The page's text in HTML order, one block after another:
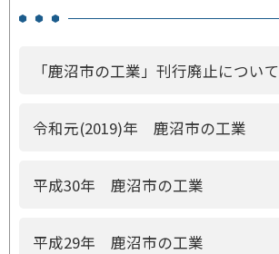
「鹿沼市の工業」刊行廃止について
令和元(2019)年 鹿沼市の工業
平成30年 鹿沼市の工業
平成29年 鹿沼市の工業